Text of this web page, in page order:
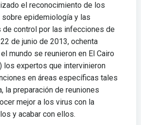
el reconocimiento de los
epidemiología y las
de control por las infecciones de
de junio de 2013, ochenta
mundo se reunieron en El Cairo
los expertos que intervinieron
en áreas específicas tales
la preparación de reuniones
mejor a los virus con la
y acabar con ellos.